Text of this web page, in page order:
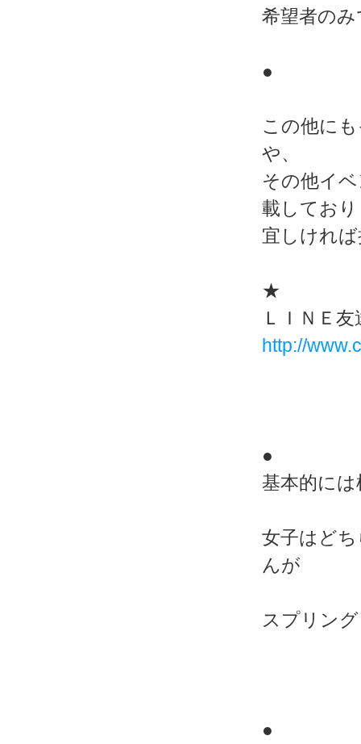
希望者の
●
この他に
や、
その他イ
載してお
宜しけれ
★
ＬＩＮＥ
http://
●
基本的に
女子はど
んが
スプリン
●